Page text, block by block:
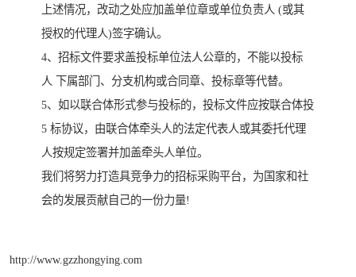
上述情况，改动之处应加盖单位章或单位负责人 (或其
授权的代理人)签字确认。
4、招标文件要求盖投标单位法人公章的，不能以投标
人 下属部门、分支机构或合同章、投标章等代替。
5、如以联合体形式参与投标的，投标文件应按联合体投
5 标协议，由联合体牵头人的法定代表人或其委托代理
人按规定签署并加盖牵头人单位。
我们将努力打造具竞争力的招标采购平台，为国家和社
会的发展贡献自己的一份力量!
http://www.gzzhongying.com